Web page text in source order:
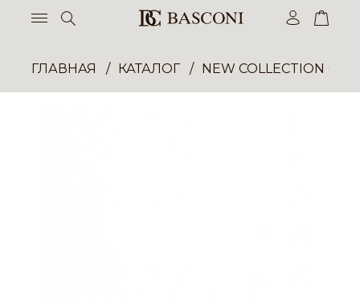
ГЛАВНАЯ КАТАЛОГ NEW COLLECTION